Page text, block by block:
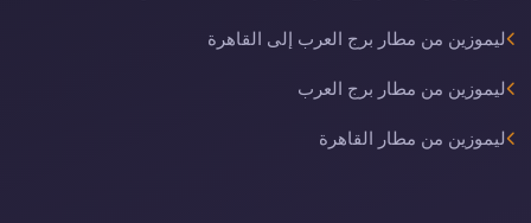
ليموزين من مطار برج العرب إلى القاهرة
ليموزين من مطار برج العرب
ليموزين من مطار القاهرة